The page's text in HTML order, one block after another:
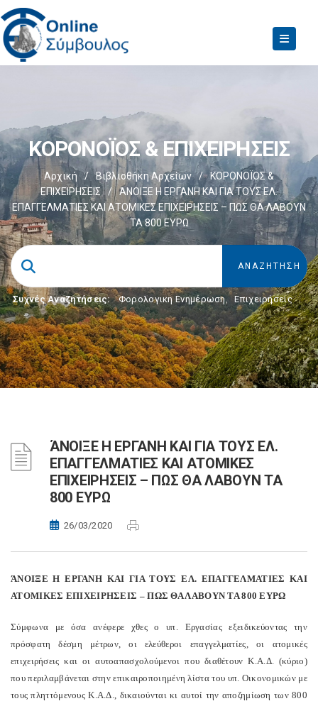
ΚΟΡΟΝΟΪΟΣ & ΕΠΙΧΕΙΡΗΣΕΙΣ
Αρχική / Βιβλιοθήκη Αρχείων /
ΚΟΡΟΝΟΪΟΣ &
ΕΠΙΧΕΙΡΗΣΕΙΣ
/
ΆΝΟΙΞΕ Η ΕΡΓΑΝΗ ΚΑΙ ΓΙΑ ΤΟΥΣ ΕΛ.
ΕΠΑΓΓΕΛΜΑΤΙΕΣ ΚΑΙ ΑΤΟΜΙΚΕΣ ΕΠΙΧΕΙΡΗΣΕΙΣ – ΠΩΣ ΘΑ ΛΑΒΟΥΝ
ΤΑ 800 ΕΥΡΩ
Συχνές Αναζητήσεις: Φορολογικη Ενημέρωση, Επιχειρήσεις
ΆΝΟΙΞΕ Η ΕΡΓΑΝΗ ΚΑΙ ΓΙΑ ΤΟΥΣ ΕΛ.
ΕΠΑΓΓΕΛΜΑΤΙΕΣ ΚΑΙ ΑΤΟΜΙΚΕΣ
ΕΠΙΧΕΙΡΗΣΕΙΣ – ΠΩΣ ΘΑ ΛΑΒΟΥΝ ΤΑ
800 ΕΥΡΩ
26/03/2020
ΆΝΟΙΞΕ Η ΕΡΓΑΝΗ ΚΑΙ ΓΙΑ ΤΟΥΣ ΕΛ. ΕΠΑΓΓΕΛΜΑΤΙΕΣ ΚΑΙ
ΑΤΟΜΙΚΕΣ ΕΠΙΧΕΙΡΗΣΕΙΣ – ΠΩΣ ΘΑ ΛΑΒΟΥΝ ΤΑ 800 ΕΥΡΩ
Σύμφωνα με όσα ανέφερε χθες ο υπ. Εργασίας εξειδικεύοντας την
πρόσφατη δέσμη μέτρων, οι ελεύθεροι επαγγελματίες, οι ατομικές
επιχειρήσεις και οι αυτοαπασχολούμενοι που διαθέτουν Κ.Α.Δ. (κύριο)
που περιλαμβάνεται στην επικαιροποιημένη λίστα του υπ. Οικονομικών με
τους πληττόμενους Κ.Α.Δ., δικαιούνται κι αυτοί την αποζημίωση των 800